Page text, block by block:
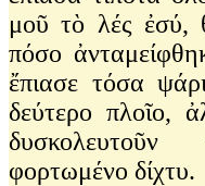
μοῦ τὸ λές ἐσύ,
πόσο
ἔπιασε τόσα
δεύτερο πλοῖο,
φορτωμένο δίχτυ.